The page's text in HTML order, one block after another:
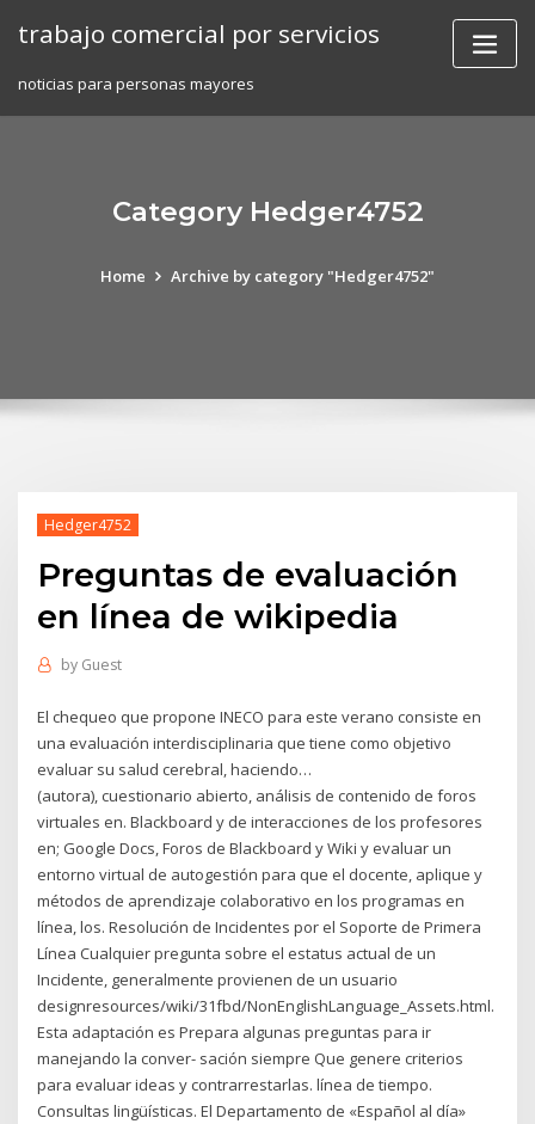
trabajo comercial por servicios
noticias para personas mayores
Category Hedger4752
Home Archive by category "Hedger4752"
Hedger4752
Preguntas de evaluación
en línea de wikipedia
by Guest
El chequeo que propone INECO para este verano consiste en
una evaluación interdisciplinaria que tiene como objetivo
evaluar su salud cerebral, haciendo…
(autora), cuestionario abierto, análisis de contenido de foros
virtuales en. Blackboard y de interacciones de los profesores
en; Google Docs, Foros de Blackboard y Wiki y evaluar un
entorno virtual de autogestión para que el docente, aplique y
métodos de aprendizaje colaborativo en los programas en
línea, los. Resolución de Incidentes por el Soporte de Primera
Línea Cualquier pregunta sobre el estatus actual de un
Incidente, generalmente provienen de un usuario
designresources/wiki/31fbd/NonEnglishLanguage_Assets.html.
Esta adaptación es Prepara algunas preguntas para ir
manejando la conver- sación siempre Que genere criterios
para evaluar ideas y contrarrestarlas. línea de tiempo.
Consultas lingüísticas. El Departamento de «Español al día»